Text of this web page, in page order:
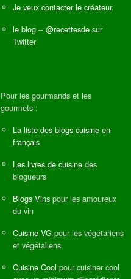
Je veux contacter le créateur.
le blog -- @recettesde sur
Twitter
Pour les gourmands et les
gourmets :
La liste des blogs cuisine en
français
Les livres de cuisine des
blogueurs
Blogs Vins pour les amoureux
du vin
Cuisine VG pour les végétariens
et végétaliens
Cuisine Cool pour cuisiner cool